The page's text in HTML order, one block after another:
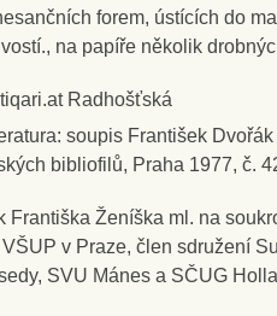
forem, ústících do
na papíře několik
Radhošťská
soupis František
bibliofilů, Praha 1977, č.
Františka Ženíška ml. na
VŠUP v Praze, člen sdružení
SVU Mánes a SČUG